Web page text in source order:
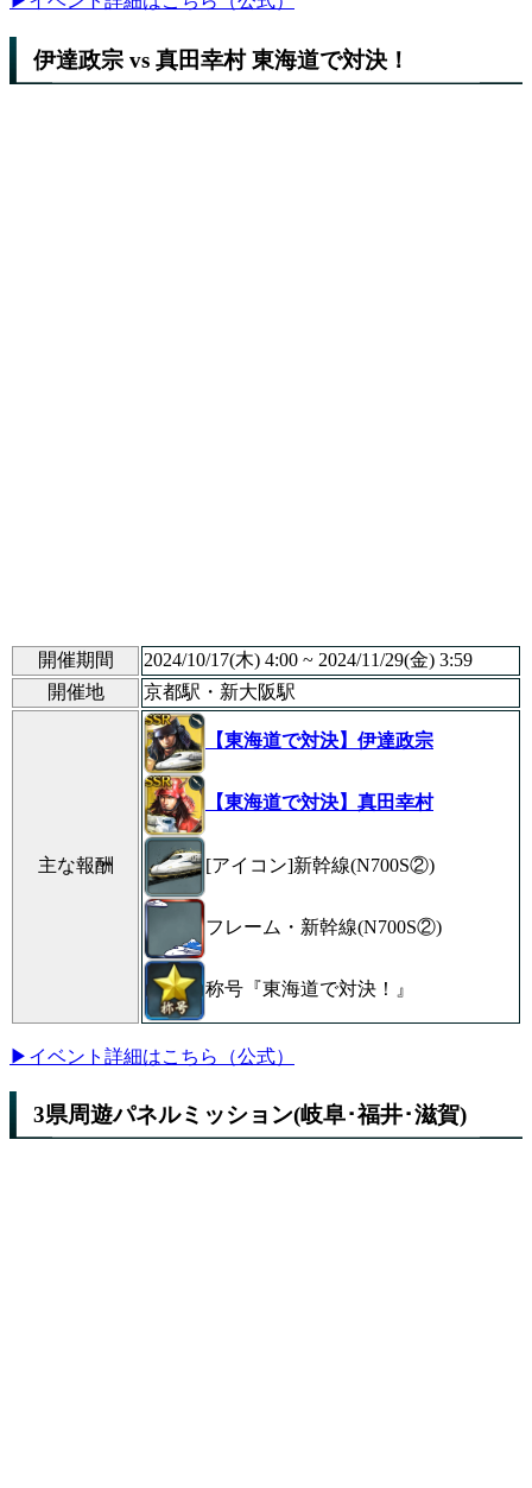
伊達政宗 vs 真田幸村 東海道で対決！
開催期間
2024/10/17(木) 4:00 ~ 2024/11/29(金) 3:59
開催地
京都駅・新大阪駅
主な報酬
【東海道で対決】伊達政宗
【東海道で対決】真田幸村
[アイコン]新幹線(N700S②)
フレーム・新幹線(N700S②)
称号『東海道で対決！』
▶イベント詳細はこちら（公式）
3県周遊パネルミッション(岐阜･福井･滋賀)